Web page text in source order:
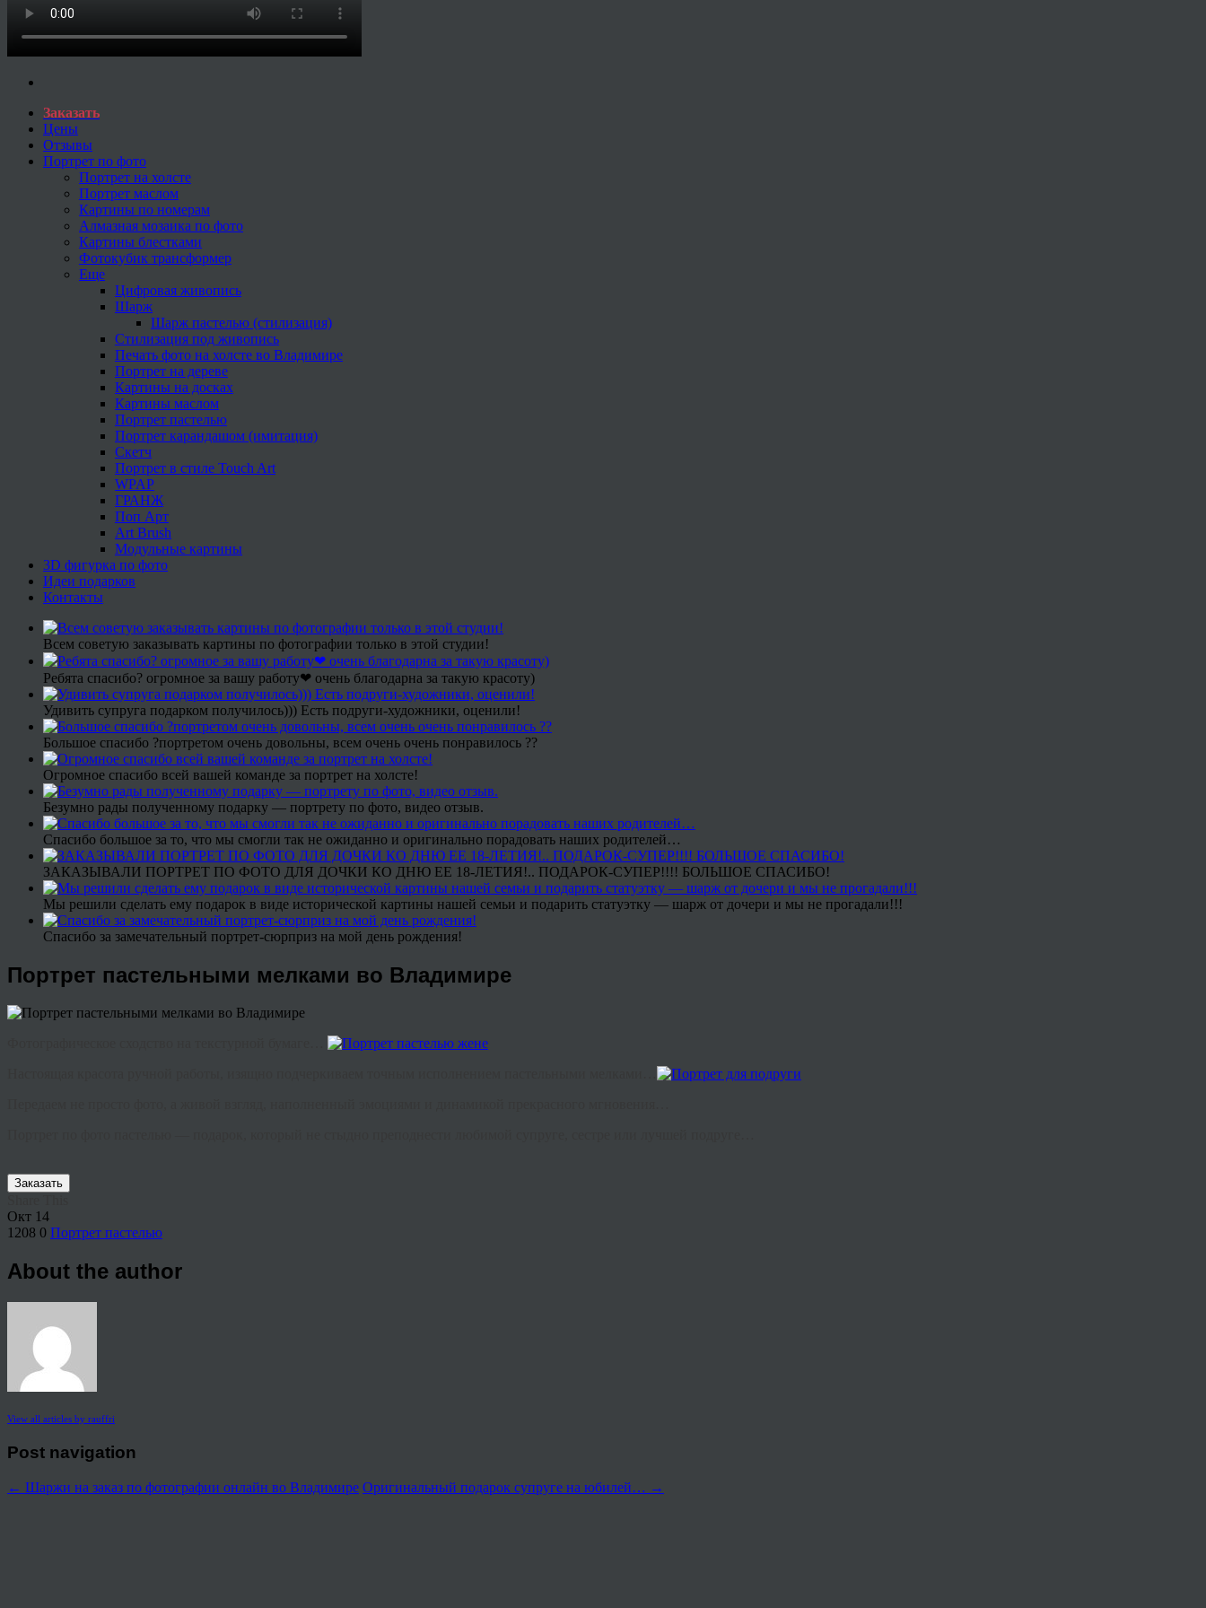
Заказать
Цены
Отзывы
Портрет по фото
Портрет на холсте
Портрет маслом
Картины по номерам
Алмазная мозаика по фото
Картины блестками
Фотокубик трансформер
Еще
Цифровая живопись
Шарж
Шарж пастелью (стилизация)
Стилизация под живопись
Печать фото на холсте во Владимире
Портрет на дереве
Картины на досках
Картины маслом
Портрет пастелью
Портрет карандашом (имитация)
Скетч
Портрет в стиле Touch Art
WPAP
ГРАНЖ
Поп Арт
Art Brush
Модульные картины
3D фигурка по фото
Идеи подарков
Контакты
Всем советую заказывать картины по фотографии только в этой студии!
Ребята спасибо? огромное за вашу работу❤ очень благодарна за такую красоту)
Удивить супруга подарком получилось))) Есть подруги-художники, оценили!
Большое спасибо ?портретом очень довольны, всем очень очень понравилось ??
Огромное спасибо всей вашей команде за портрет на холсте!
Безумно рады полученному подарку — портрету по фото, видео отзыв.
Спасибо большое за то, что мы смогли так не ожиданно и оригинально порадовать наших родителей…
ЗАКАЗЫВАЛИ ПОРТРЕТ ПО ФОТО ДЛЯ ДОЧКИ КО ДНЮ ЕЕ 18-ЛЕТИЯ!.. ПОДАРОК-СУПЕР!!!! БОЛЬШОЕ СПАСИБО!
Мы решили сделать ему подарок в виде исторической картины нашей семьи и подарить статуэтку — шарж от дочери и мы не прогадали!!!
Спасибо за замечательный портрет-сюрприз на мой день рождения!
Портрет пастельными мелками во Владимире
Заказать
Окт 14
1208 0 Портрет пастелью
About the author
View all articles by rauffri
Post navigation
← Шаржи на заказ по фотографии онлайн во Владимире Оригинальный подарок супруге на юбилей… →